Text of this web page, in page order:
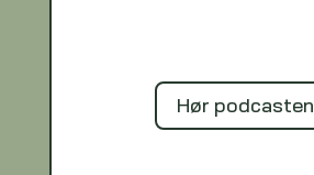
Hør podcasten